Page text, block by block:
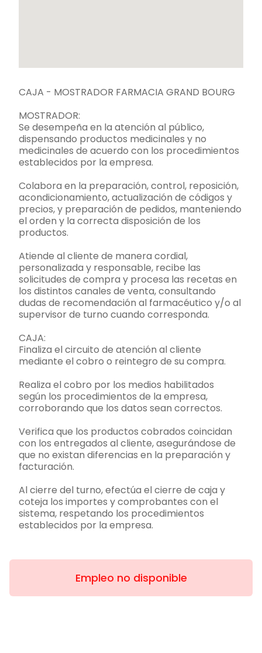
CAJA - MOSTRADOR FARMACIA GRAND BOURG
MOSTRADOR:
Se desempeña en la atención al público,
dispensando productos medicinales y no
medicinales de acuerdo con los procedimientos
establecidos por la empresa.
Colabora en la preparación, control, reposición,
acondicionamiento, actualización de códigos y
precios, y preparación de pedidos, manteniendo
el orden y la correcta disposición de los
productos.
Atiende al cliente de manera cordial,
personalizada y responsable, recibe las
solicitudes de compra y procesa las recetas en
los distintos canales de venta, consultando
dudas de recomendación al farmacéutico y/o al
supervisor de turno cuando corresponda.
CAJA:
Finaliza el circuito de atención al cliente
mediante el cobro o reintegro de su compra.
Realiza el cobro por los medios habilitados
según los procedimientos de la empresa,
corroborando que los datos sean correctos.
Verifica que los productos cobrados coincidan
con los entregados al cliente, asegurándose de
que no existan diferencias en la preparación y
facturación.
Al cierre del turno, efectúa el cierre de caja y
coteja los importes y comprobantes con el
sistema, respetando los procedimientos
establecidos por la empresa.
Empleo no disponible